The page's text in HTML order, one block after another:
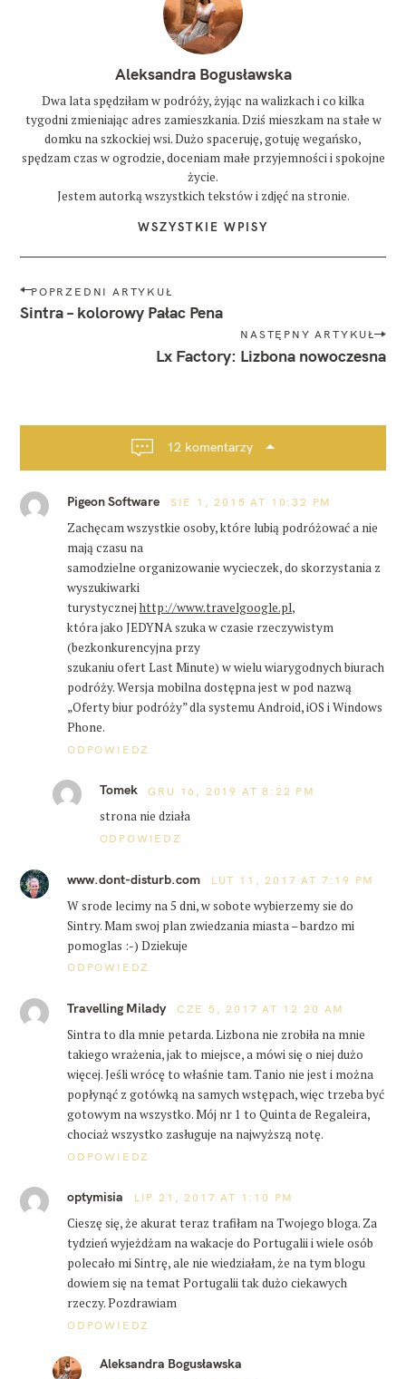
ć
i
o
r
i
t
r
Aleksandra Bogusławska
Dwa lata spędziłam w podróży, żyjąc na walizkach i co kilka
tygodni zmieniając adres zamieszkania. Dziś mieszkam na stałe w
domku na szkockiej wsi. Dużo spaceruję, gotuję wegańsko,
spędzam czas w ogrodzie, doceniam małe przyjemności i spokojne
życie.
Jestem autorką wszystkich tekstów i zdjęć na stronie.
WSZYSTKIE WPISY
N
a
o
POPRZEDNI ARTYKUŁ
Sintra – kolorowy Pałac Pena
NASTĘPNY ARTYKUŁ
Lx Factory: Lizbona nowoczesna
12 komentarzy
Pigeon Software SIE 1, 2015 AT 10:32 PM
Zachęcam wszystkie osoby, które lubią podróżować a nie
mają czasu na
samodzielne organizowanie wycieczek, do skorzystania z
wyszukiwarki
turystycznej http://www.travelgoogle.pl,
która jako JEDYNA szuka w czasie rzeczywistym
(bezkonkurencyjna przy
szukaniu ofert Last Minute) w wielu wiarygodnych biurach
podróży. Wersja mobilna dostępna jest w pod nazwą
„Oferty biur podróży” dla systemu Android, iOS i Windows
Phone.
ODPOWIEDZ
Tomek GRU 16, 2019 AT 8:22 PM
strona nie działa
ODPOWIEDZ
www.dont-disturb.com LUT 11, 2017 AT 7:19 PM
W srode lecimy na 5 dni, w sobote wybierzemy sie do
Sintry. Mam swoj plan zwiedzania miasta – bardzo mi
pomoglas :-) Dziekuje
ODPOWIEDZ
Travelling Milady CZE 5, 2017 AT 12:20 AM
Sintra to dla mnie petarda. Lizbona nie zrobiła na mnie
takiego wrażenia, jak to miejsce, a mówi się o niej dużo
więcej. Jeśli wrócę to właśnie tam. Tanio nie jest i można
popłynąć z gotówką na samych wstępach, więc trzeba być
gotowym na wszystko. Mój nr 1 to Quinta de Regaleira,
chociaż wszystko zasługuje na najwyższą notę.
ODPOWIEDZ
optymisia LIP 21, 2017 AT 1:10 PM
Cieszę się, że akurat teraz trafiłam na Twojego bloga. Za
tydzień wyjeżdżam na wakacje do Portugalii i wiele osób
polecało mi Sintrę, ale nie wiedziałam, że na tym blogu
dowiem się na temat Portugalii tak dużo ciekawych
rzeczy. Pozdrawiam
ODPOWIEDZ
Aleksandra Bogusławska